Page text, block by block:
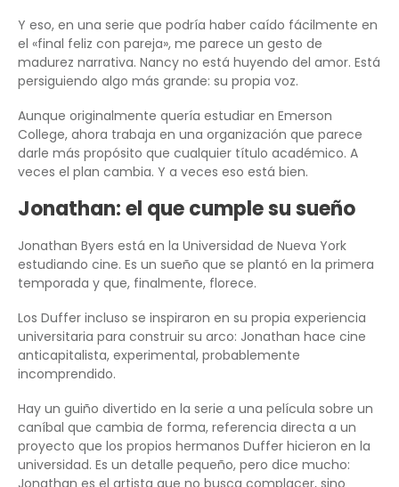
Y eso, en una serie que podría haber caído fácilmente en
el «final feliz con pareja», me parece un gesto de
madurez narrativa. Nancy no está huyendo del amor. Está
persiguiendo algo más grande: su propia voz.
Aunque originalmente quería estudiar en Emerson
College, ahora trabaja en una organización que parece
darle más propósito que cualquier título académico. A
veces el plan cambia. Y a veces eso está bien.
Jonathan: el que cumple su sueño
Jonathan Byers está en la Universidad de Nueva York
estudiando cine. Es un sueño que se plantó en la primera
temporada y que, finalmente, florece.
Los Duffer incluso se inspiraron en su propia experiencia
universitaria para construir su arco: Jonathan hace cine
anticapitalista, experimental, probablemente
incomprendido.
Hay un guiño divertido en la serie a una película sobre un
caníbal que cambia de forma, referencia directa a un
proyecto que los propios hermanos Duffer hicieron en la
universidad. Es un detalle pequeño, pero dice mucho:
Jonathan es el artista que no busca complacer, sino